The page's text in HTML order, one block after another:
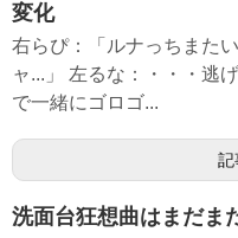
変化
右らぴ：「ルナっちまた
ャ...」 左るな：・・・逃
で一緒にゴロゴ...
記
洗面台狂想曲はまだま